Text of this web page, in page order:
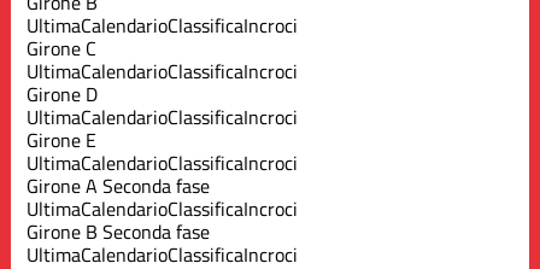
UltimaCalendarioClassificaIncroci
Girone C
UltimaCalendarioClassificaIncroci
Girone D
UltimaCalendarioClassificaIncroci
Girone E
UltimaCalendarioClassificaIncroci
Girone A Seconda fase
UltimaCalendarioClassificaIncroci
Girone B Seconda fase
UltimaCalendarioClassificaIncroci